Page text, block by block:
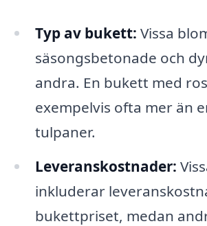
Typ av bukett: Vissa
säsongsbetonade och
andra. En bukett med
exempelvis ofta mer än
tulpaner.
Leveranskostnader:
inkluderar
bukettpriset, medan